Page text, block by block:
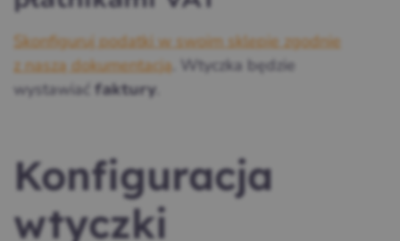
Skonfiguruj podatki w swoim sklepie zgodnie
z naszą dokumentacją . Wtyczka będzie
wystawiać
faktury
Konfiguracja
wtyczki